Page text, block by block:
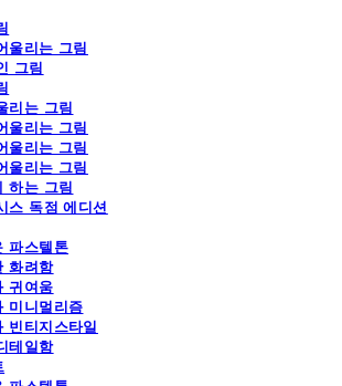
울리는 그림
그림
리는 그림
울리는 그림
울리는 그림
울리는 그림
하는 그림
스 독점 에디션
파스텔톤
화려함
귀여움
미니멀리즘
빈티지스타일
테일함